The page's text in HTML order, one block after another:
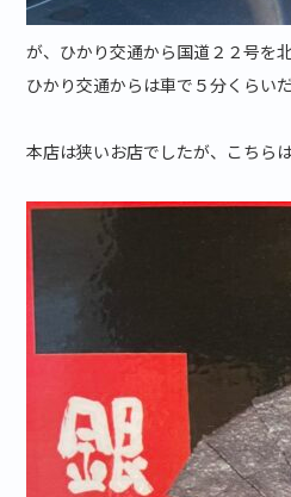
が、ひかり交通から国道２２号を
ひかり交通からは車で５分くらい
本店は狭いお店でしたが、こちら